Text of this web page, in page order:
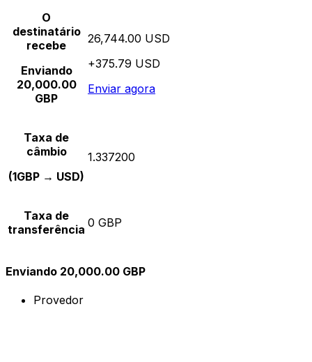
O
destinatário
recebe
Enviando
20,000.00
GBP
26,744.00 USD
+375.79 USD
Enviar agora
Taxa de
câmbio
(1GBP → USD)
1.337200
Taxa de
transferência 0 GBP
Enviando 20,000.00 GBP
Provedor